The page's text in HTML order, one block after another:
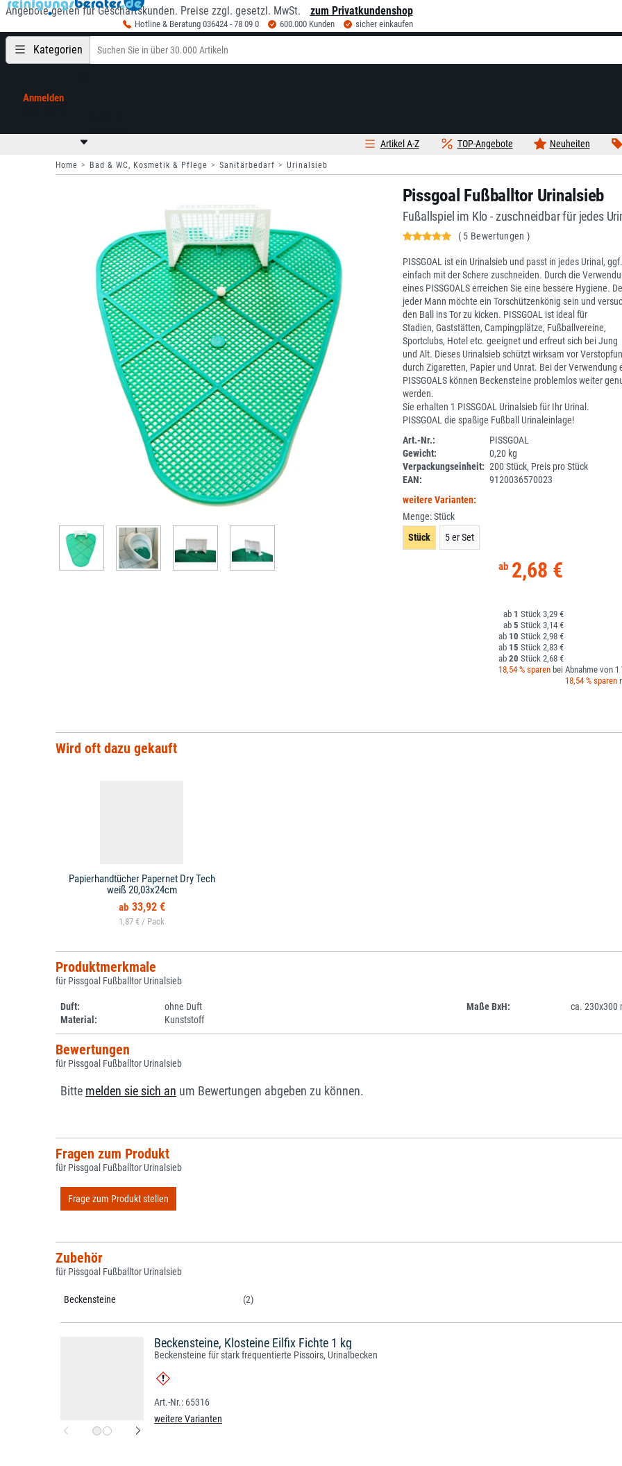
Angebote gelten für Geschäftskunden. Preise zzgl. gesetzl. MwSt. zum Privatkundenshop
Hotline & Beratung 036424 - 78 09 0 600.000 Kunden sicher einkaufen
Kategorien
Anmelden
Neuheiten
TOP-Angebote
Artikel A-Z
Home Bad & WC, Kosmetik & Pflege Sanitärbedarf Urinalsieb
Pissgoal Fußballtor Urinalsieb
Fußallspiel im Klo - zuschneidbar für jedes
( 5 Bewertungen )
PISSGOAL ist ein Urinalsieb und passt in jedes Urinal, ggf.
einfach mit der Schere zuschneiden. Durch die
eines PISSGOALS erreichen Sie eine bessere Hygiene.
jeder Mann möchte ein Torschützenkönig sein und
den Ball ins Tor zu kicken. PISSGOAL ist ideal für
Stadien, Gaststätten, Campingplätze, Fußballvereine,
Sportclubs, Hotel etc. geeignet und erfreut sich bei Jung
und Alt. Dieses Urinalsieb schützt wirksam vor
durch Zigaretten, Papier und Unrat. Bei der Verwendung
PISSGOALS können Beckensteine problemlos weiter
werden.
Sie erhalten 1 PISSGOAL Urinalsieb für Ihr Urinal.
PISSGOAL die spaßige Fußball Urinaleinlage!
Art.-Nr.:
PISSGOAL
Gewicht:
0,20 kg
Verpackungseinheit: 200 Stück, Preis pro Stück
EAN:
9120036570023
weitere Varianten:
Menge:Stück
Stück
5 er Set
2,68 €
1
3,29 €
5
3,14 €
10
2,98 €
15
2,83 €
20
2,68 €
18,54 % sparenbei Abnahme von 1
18,54 % sparen
Wird oft dazu gekauft
Papierhandtücher Papernet Dry Tech
weiß 20,03x24cm
33,92 €
1,87 € /
Produktmerkmale
für Pissgoal Fußballtor Urinalsieb
Duft: ohne Duft Maße BxH:
ca. 230x300
Material:
Kunststoff
Bewertungen
für Pissgoal Fußballtor Urinalsieb
Bitte melden sie sich an um Bewertungen abgeben zu können.
Fragen zum Produkt
für Pissgoal Fußballtor Urinalsieb
Frage zum Produkt stellen
Zubehör
für Pissgoal Fußballtor Urinalsieb
Beckensteine (2)
Beckensteine, Klosteine Eilfix Fichte 1 kg
Beckensteine für stark frequentierte Pissoirs, Urinalbecken
65316
weitere Varianten